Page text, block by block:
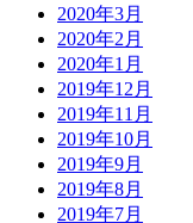
2020年3月
2020年2月
2020年1月
2019年12月
2019年11月
2019年10月
2019年9月
2019年8月
2019年7月